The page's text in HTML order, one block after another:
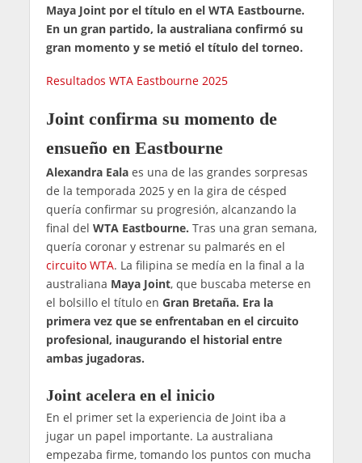
Maya Joint por el título en el WTA Eastbourne.
En un gran partido, la australiana confirmó su
gran momento y se metió el título del torneo.
Resultados WTA Eastbourne 2025
Joint confirma su momento de
ensueño en Eastbourne
Alexandra Ealaes una de las grandes sorpresas
de la temporada 2025 y en la gira de césped
quería confirmar su progresión, alcanzando la
final del WTA Eastbourne. Tras una gran semana,
quería coronar y estrenar su palmarés en el
circuito WTA. La filipina se medía en la final a la
australiana Maya Joint, que buscaba meterse en
el bolsillo el título en Gran Bretaña. Era la
primera vez que se enfrentaban en el circuito
profesional, inaugurando el historial entre
ambas jugadoras.
Joint acelera en el inicio
En el primer set la experiencia de Joint iba a
jugar un papel importante. La australiana
empezaba firme, tomando los puntos con mucha